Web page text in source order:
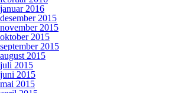
januar 2016
desember 2015
november 2015
oktober 2015
september 2015
august 2015
juli 2015
juni 2015
mai 2015